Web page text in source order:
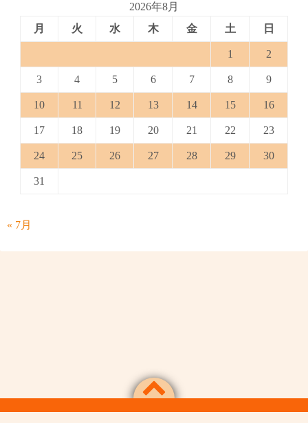
2026年8月
月
火 水 木 金 土 日
1 2
3 4 5 6 7 8 9
10 11 12 13 14 15 16
17 18 19 20 21 22 23
24 25 26 27 28 29 30
31
« 7月